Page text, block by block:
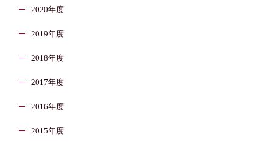
2020年度
2019年度
2018年度
2017年度
2016年度
2015年度